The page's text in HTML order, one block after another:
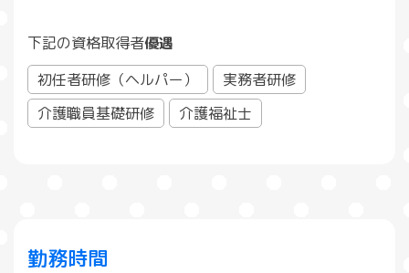
下記の資格取得者優遇
初任者研修（ヘルパー）
実務者研修
介護職員基礎研修
介護福祉士
勤務時間